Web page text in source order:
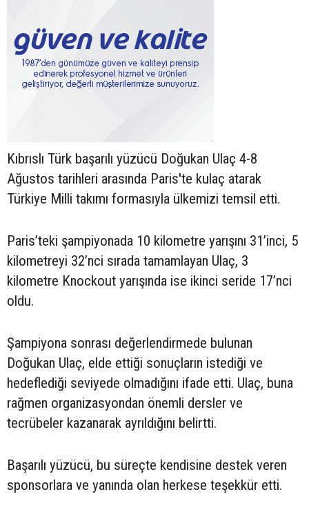
Kıbrıslı Türk başarılı yüzücü Doğukan Ulaç 4-8
Ağustos tarihleri arasında Paris'te kulaç atarak
Türkiye Milli takımı formasıyla ülkemizi temsil etti.
Paris’teki şampiyonada 10 kilometre yarışını 31’inci, 5
kilometreyi 32’nci sırada tamamlayan Ulaç, 3
kilometre Knockout yarışında ise ikinci seride 17’nci
oldu.
Şampiyona sonrası değerlendirmede bulunan
Doğukan Ulaç, elde ettiği sonuçların istediği ve
hedeflediği seviyede olmadığını ifade etti. Ulaç, buna
rağmen organizasyondan önemli dersler ve
tecrübeler kazanarak ayrıldığını belirtti.
Başarılı yüzücü, bu süreçte kendisine destek veren
sponsorlara ve yanında olan herkese teşekkür etti.